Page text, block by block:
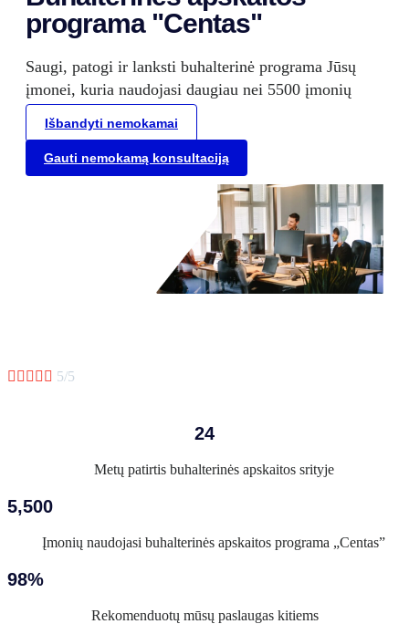
programa "Centas"
Saugi, patogi ir lanksti buhalterinė programa Jūsų
įmonei, kuria naudojasi daugiau nei 5500 įmonių
Išbandyti nemokamai
Gauti nemokamą konsultaciją
     5/5
24
Metų patirtis buhalterinės apskaitos srityje
5,500
Įmonių naudojasi buhalterinės apskaitos programa „Centas”
98%
Rekomenduotų mūsų paslaugas kitiems